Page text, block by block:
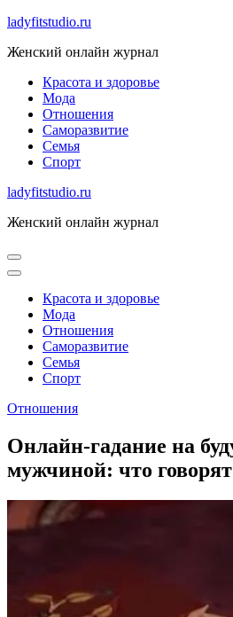
Skip
content
ladyfitstudio.ru
Женский онлайн журнал
Красота и здоровье
Мода
Отношения
Саморазвитие
Семья
Спорт
ladyfitstudio.ru
Женский онлайн журнал
Красота и здоровье
Мода
Отношения
Саморазвитие
Семья
Спорт
Отношения
Онлайн-гадание на
мужчиной: что